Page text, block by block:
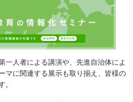
一人者による講演や、先進自治体によ
マに関連する展示も取り揃え、皆様の
。